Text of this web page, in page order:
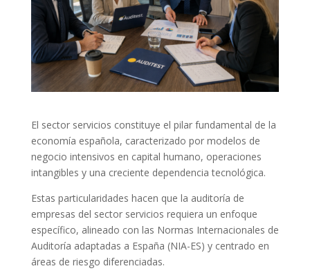
El sector servicios constituye el pilar fundamental de la
economía española, caracterizado por modelos de
negocio intensivos en capital humano, operaciones
intangibles y una creciente dependencia tecnológica.
Estas particularidades hacen que la auditoría de
empresas del sector servicios requiera un enfoque
específico, alineado con las Normas Internacionales de
Auditoría adaptadas a España (NIA-ES) y centrado en
áreas de riesgo diferenciadas.